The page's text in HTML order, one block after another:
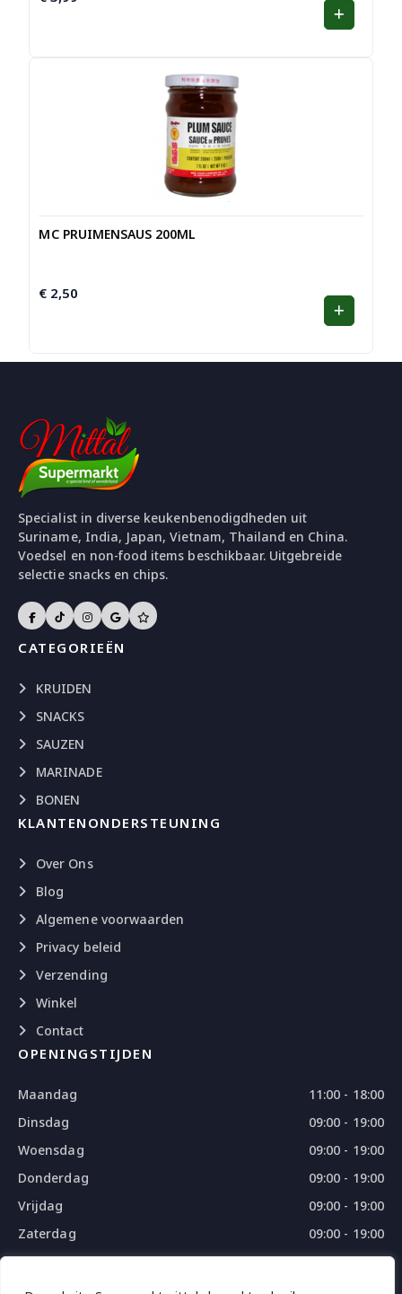
MC PRUIMENSAUS 200ML
€ 2,50
Specialist in diverse keukenbenodigdheden uit
Suriname, India, Japan, Vietnam, Thailand en China.
Voedsel en non-food items beschikbaar. Uitgebreide
selectie snacks en chips.
CATEGORIEËN
KRUIDEN
SNACKS
SAUZEN
MARINADE
BONEN
KLANTENONDERSTEUNING
Over Ons
Blog
Algemene voorwaarden
Privacy beleid
Verzending
Winkel
Contact
OPENINGSTIJDEN
Maandag
11:00 - 18:00
Dinsdag
09:00 - 19:00
Woensdag
09:00 - 19:00
Donderdag
09:00 - 19:00
Vrijdag
09:00 - 19:00
Zaterdag
09:00 - 19:00
Zondag
09:00 - 18:00